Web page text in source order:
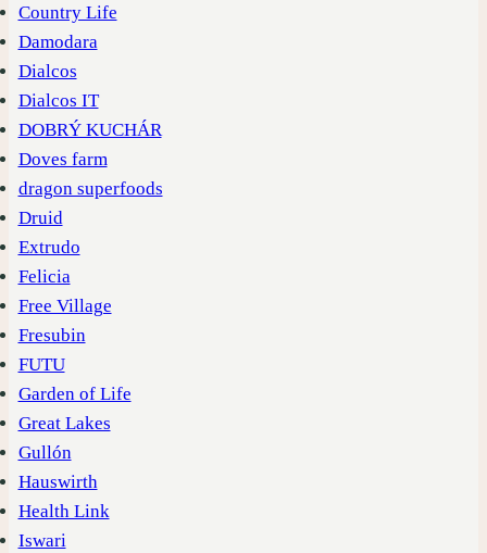
Country Life
Damodara
Dialcos
Dialcos IT
DOBRÝ KUCHÁR
Doves farm
dragon superfoods
Druid
Extrudo
Felicia
Free Village
Fresubin
FUTU
Garden of Life
Great Lakes
Gullón
Hauswirth
Health Link
Iswari